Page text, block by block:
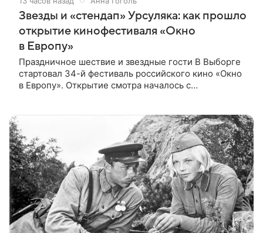
Звезды и «стендап» Урсуляка: как прошло
открытие кинофестиваля «Окно
в Европу»
Праздничное шествие и звездные гости В Выборге
стартовал 34-й фестиваль российского кино «Окно
в Европу». Открытие смотра началось с